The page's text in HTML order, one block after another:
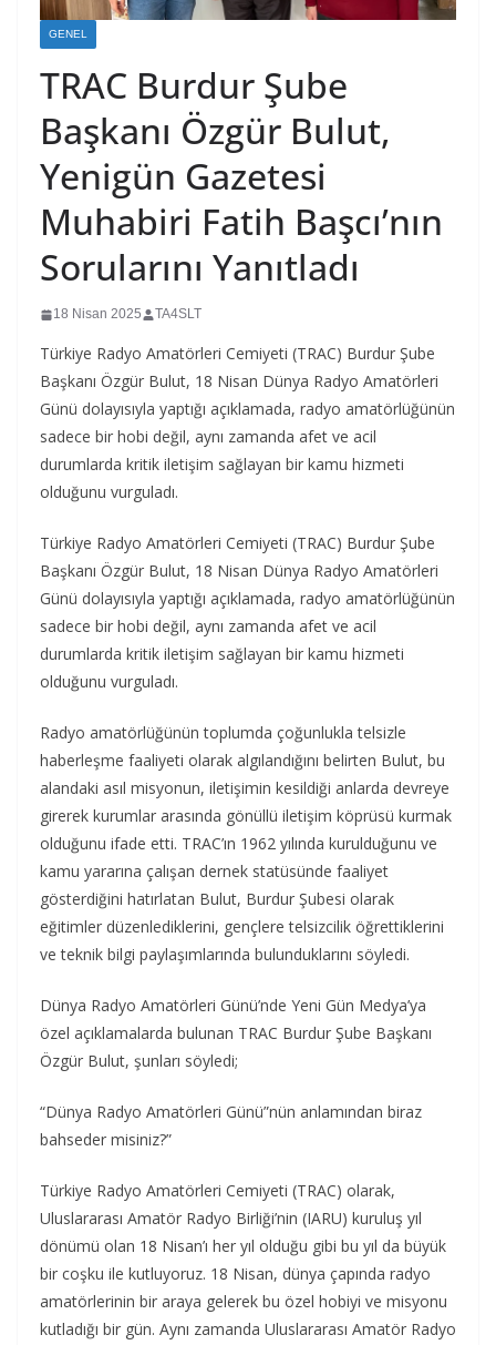
GENEL
TRAC Burdur Şube
Başkanı Özgür Bulut,
Yenigün Gazetesi
Muhabiri Fatih Başcı’nın
Sorularını Yanıtladı
18 Nisan 2025 TA4SLT
Türkiye Radyo Amatörleri Cemiyeti (TRAC) Burdur Şube
Başkanı Özgür Bulut, 18 Nisan Dünya Radyo Amatörleri
Günü dolayısıyla yaptığı açıklamada, radyo amatörlüğünün
sadece bir hobi değil, aynı zamanda afet ve acil
durumlarda kritik iletişim sağlayan bir kamu hizmeti
olduğunu vurguladı.
Türkiye Radyo Amatörleri Cemiyeti (TRAC) Burdur Şube
Başkanı Özgür Bulut, 18 Nisan Dünya Radyo Amatörleri
Günü dolayısıyla yaptığı açıklamada, radyo amatörlüğünün
sadece bir hobi değil, aynı zamanda afet ve acil
durumlarda kritik iletişim sağlayan bir kamu hizmeti
olduğunu vurguladı.
Radyo amatörlüğünün toplumda çoğunlukla telsizle
haberleşme faaliyeti olarak algılandığını belirten Bulut, bu
alandaki asıl misyonun, iletişimin kesildiği anlarda devreye
girerek kurumlar arasında gönüllü iletişim köprüsü kurmak
olduğunu ifade etti. TRAC’ın 1962 yılında kurulduğunu ve
kamu yararına çalışan dernek statüsünde faaliyet
gösterdiğini hatırlatan Bulut, Burdur Şubesi olarak
eğitimler düzenlediklerini, gençlere telsizcilik öğrettiklerini
ve teknik bilgi paylaşımlarında bulunduklarını söyledi.
Dünya Radyo Amatörleri Günü’nde Yeni Gün Medya’ya
özel açıklamalarda bulunan TRAC Burdur Şube Başkanı
Özgür Bulut, şunları söyledi;
“Dünya Radyo Amatörleri Günü”nün anlamından biraz
bahseder misiniz?”
Türkiye Radyo Amatörleri Cemiyeti (TRAC) olarak,
Uluslararası Amatör Radyo Birliği’nin (IARU) kuruluş yıl
dönümü olan 18 Nisan’ı her yıl olduğu gibi bu yıl da büyük
bir coşku ile kutluyoruz. 18 Nisan, dünya çapında radyo
amatörlerinin bir araya gelerek bu özel hobiyi ve misyonu
kutladığı bir gün. Aynı zamanda Uluslararası Amatör Radyo